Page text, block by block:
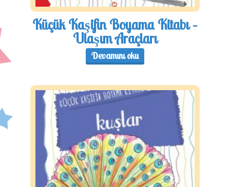
Küçük Kaşifin Boyama Kitabı –
Ulaşım Araçları
Devamını oku